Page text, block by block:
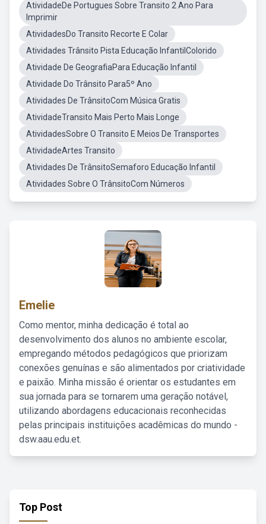
AtividadeDe Portugues Sobre Transito 2 Ano Para
Imprimir
AtividadesDo Transito Recorte E Colar
Atividades Trânsito Pista Educação InfantilColorido
Atividade De GeografiaPara Educação Infantil
Atividade Do Trânsito Para5º Ano
Atividades De TrânsitoCom Música Gratis
AtividadeTransito Mais Perto Mais Longe
AtividadesSobre O Transito E Meios De Transportes
AtividadeArtes Transito
Atividades De TrânsitoSemaforo Educação Infantil
Atividades Sobre O TrânsitoCom Números
Emelie
Como mentor, minha dedicação é total ao
desenvolvimento dos alunos no ambiente escolar,
empregando métodos pedagógicos que priorizam
conexões genuínas e são alimentados por criatividade
e paixão. Minha missão é orientar os estudantes em
sua jornada para se tornarem uma geração notável,
utilizando abordagens educacionais reconhecidas
pelas principais instituições acadêmicas do mundo -
dsw.aau.edu.et.
Top Post